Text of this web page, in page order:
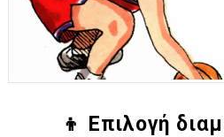
👦 Επιλογή